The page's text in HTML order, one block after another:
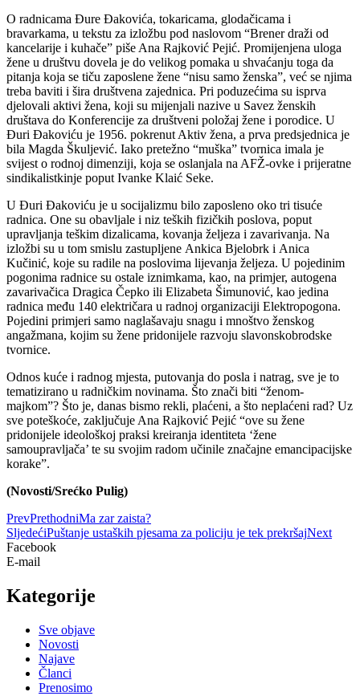
O radnicama Đure Đakovića, tokaricama, glodačicama i
bravarkama, u tekstu za izložbu pod naslovom “Brener draži od
kancelarije i kuhače” piše Ana Rajković Pejić. Promijenjena uloga
žene u društvu dovela je do velikog pomaka u shvaćanju toga da
pitanja koja se tiču zaposlene žene “nisu samo ženska”, već se njima
treba baviti i šira društvena zajednica. Pri poduzećima su isprva
djelovali aktivi žena, koji su mijenjali nazive u Savez ženskih
društava do Konferencije za društveni položaj žene i porodice. U
Đuri Đakoviću je 1956. pokrenut Aktiv žena, a prva predsjednica je
bila Magda Škuljević. Iako pretežno “muška” tvornica imala je
svijest o rodnoj dimenziji, koja se oslanjala na AFŽ-ovke i prijeratne
sindikalistkinje poput Ivanke Klaić Seke.
U Đuri Đakoviću je u socijalizmu bilo zaposleno oko tri tisuće
radnica. One su obavljale i niz teških fizičkih poslova, poput
upravljanja teškim dizalicama, kovanja željeza i zavarivanja. Na
izložbi su u tom smislu zastupljene Ankica Bjelobrk i Anica
Kučinić, koje su radile na poslovima lijevanja željeza. U pojedinim
pogonima radnice su ostale iznimkama, kao, na primjer, autogena
zavarivačica Dragica Čepko ili Elizabeta Šimunović, kao jedina
radnica među 140 električara u radnoj organizaciji Elektropogona.
Pojedini primjeri samo naglašavaju snagu i mnoštvo ženskog
angažmana, kojim su žene pridonijele razvoju slavonskobrodske
tvornice.
Odnos kuće i radnog mjesta, putovanja do posla i natrag, sve je to
tematizirano u radničkim novinama. Što znači biti “ženom-
majkom”? Što je, danas bismo rekli, plaćeni, a što neplaćeni rad? Uz
sve poteškoće, zaključuje Ana Rajković Pejić “ove su žene
pridonijele ideološkoj praksi kreiranja identiteta ‘žene
samoupravljača’ te su svojim radom učinile značajne emancipacijske
korake”.
(Novosti/Srećko Pulig)
PrevPrethodniMa zar zaista?
SljedećiPuštanje ustaških pjesama za policiju je tek prekršajNext
Facebook
E-mail
Kategorije
Sve objave
Novosti
Najave
Članci
Prenosimo